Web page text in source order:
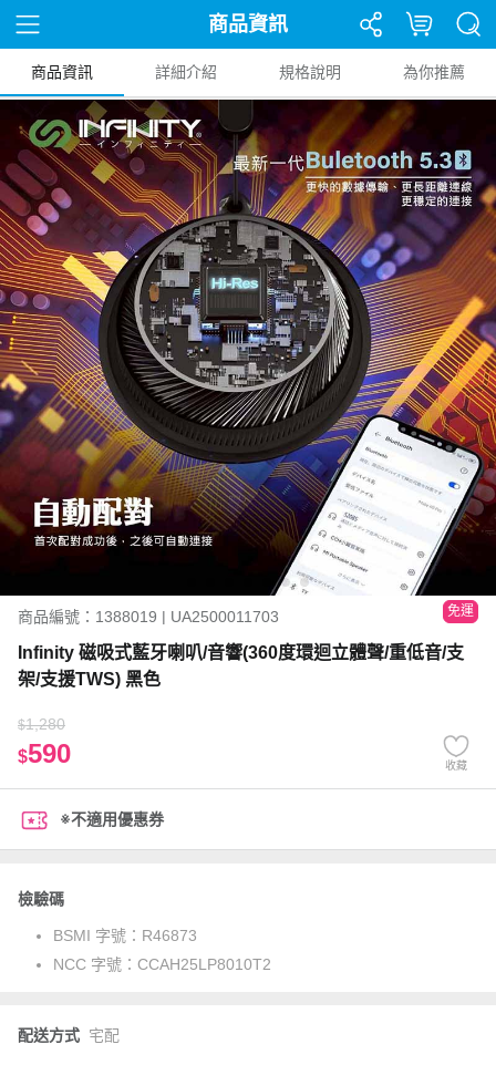
商品資訊
商品資訊 詳細介紹 規格說明 為你推薦
商品編號：1388019 | UA2500011703 免運
Infinity 磁吸式藍牙喇叭/音響(360度環迴立體聲/重低音/支
架/支援TWS) 黑色
$1,280
$590 收藏
※不適用優惠券
檢驗碼
BSMI 字號： R46873
NCC 字號： CCAH25LP8010T2
配送方式 宅配